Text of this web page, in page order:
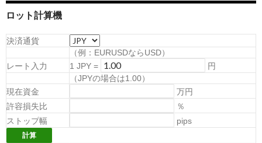
ロット計算機
決済通貨
（例：EURUSDならUSD）
レート入力
1 JPY =
円
（JPYの場合は1.00）
現在資金
万円
許容損失比
％
ストップ幅
pips